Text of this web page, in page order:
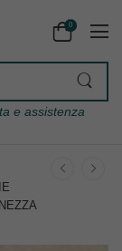
0
e assistenza